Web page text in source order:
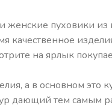
пуховики
на ярлык
а в основном
дающий тем самым